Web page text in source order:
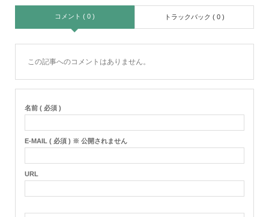
コメント ( 0 ) トラックバック ( 0 )
この記事へのコメントはありません。
名前 ( 必須 )
E-MAIL ( 必須 ) ※ 公開されません
URL